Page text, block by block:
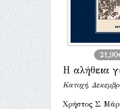
Η αλήθεια
Κατοχή,
Χρήστος Σ.